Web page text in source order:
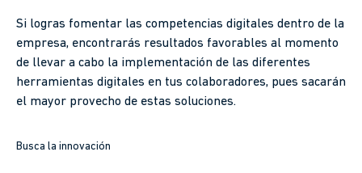
Si logras fomentar las competencias digitales dentro de la
empresa, encontrarás resultados favorables al momento
de llevar a cabo la implementación de las diferentes
herramientas digitales en tus colaboradores, pues sacarán
el mayor provecho de estas soluciones.
Busca la innovación